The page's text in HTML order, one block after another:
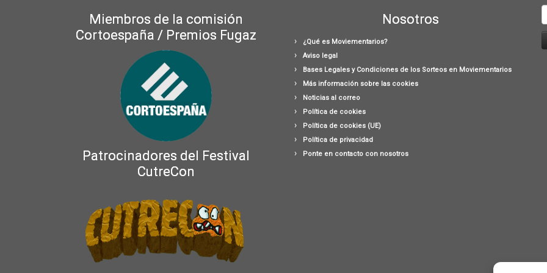
Miembros de la comisión
Cortoespaña / Premios Fugaz
Patrocinadores del Festival
CutreCon
Nosotros
¿Qué es Moviementarios?
Aviso legal
Bases Legales y Condiciones de los Sorteos en Moviementarios
Más información sobre las cookies
Noticias al correo
Política de cookies
Política de cookies (UE)
Política de privacidad
Ponte en contacto con nosotros